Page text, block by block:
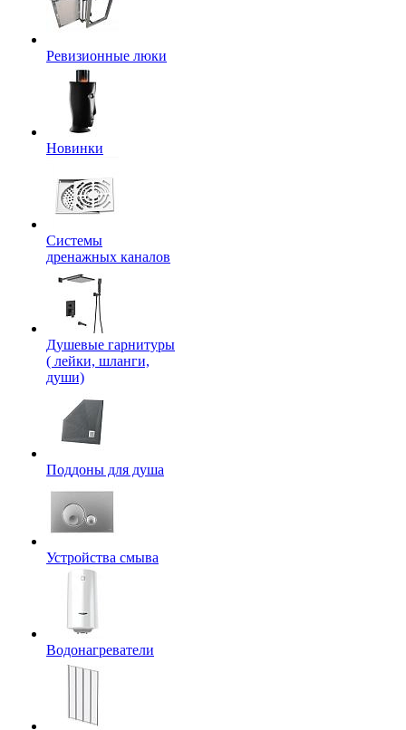
Ревизионные люки
Новинки
Системы
дренажных каналов
Душевые гарнитуры
( лейки, шланги,
души)
Поддоны для душа
Устройства смыва
Водонагреватели